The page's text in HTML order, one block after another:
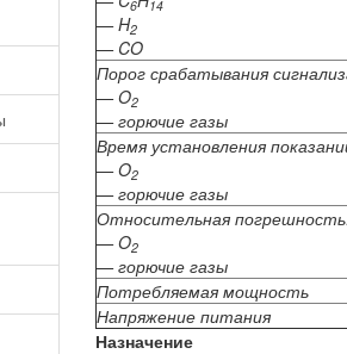
6 14
— H2
— CO
Порог срабатывания
— O2
— горючие газы
Время установления
— O2
— горючие газы
Относительная
— O2
— горючие газы
Потребляемая мощность
Напряжение питания
Назначение